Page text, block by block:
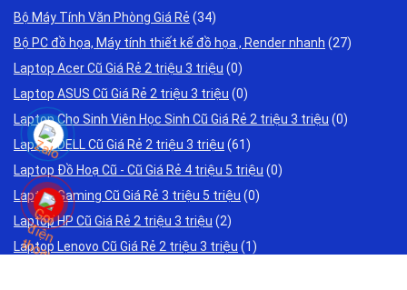
Bộ Máy Tính Văn Phòng Giá Rẻ (34)
Bộ PC đồ họa, Máy tính thiết kế đồ họa , Render nhanh (27)
Laptop Acer Cũ Giá Rẻ 2 triệu 3 triệu (0)
Laptop ASUS Cũ Giá Rẻ 2 triệu 3 triệu (0)
Laptop Cho Sinh Viên Học Sinh Cũ Giá Rẻ 2 triệu 3 triệu (0)
Laptop DELL Cũ Giá Rẻ 2 triệu 3 triệu (61)
Laptop Đồ Hoạ Cũ - Cũ Giá Rẻ 4 triệu 5 triệu (0)
Laptop Gaming Cũ Giá Rẻ 3 triệu 5 triệu (0)
Laptop HP Cũ Giá Rẻ 2 triệu 3 triệu (2)
Laptop Lenovo Cũ Giá Rẻ 2 triệu 3 triệu (1)